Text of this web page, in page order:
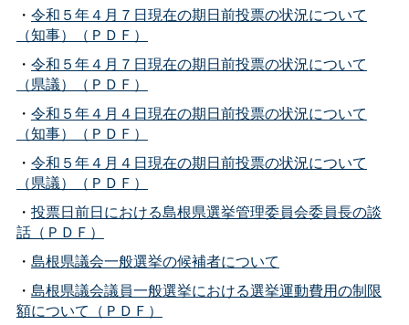
・ 令和５年４月７日現在の期日前投票の状況について
（知事）（ＰＤＦ）
・ 令和５年４月７日現在の期日前投票の状況について
（県議）（ＰＤＦ）
・ 令和５年４月４日現在の期日前投票の状況について
（知事）（ＰＤＦ）
・ 令和５年４月４日現在の期日前投票の状況について
（県議）（ＰＤＦ）
・ 投票日前日における島根県選挙管理委員会委員長の談
話（ＰＤＦ）
・ 島根県議会一般選挙の候補者について
・ 島根県議会議員一般選挙における選挙運動費用の制限
額について（ＰＤＦ）